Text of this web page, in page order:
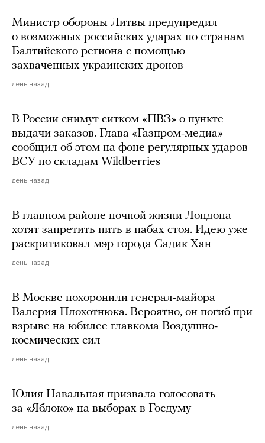
Министр обороны Литвы предупредил
о возможных российских ударах по странам
Балтийского региона с помощью
захваченных украинских дронов
день назад
В России снимут ситком «ПВЗ» о пункте
выдачи заказов. Глава «Газпром-медиа»
сообщил об этом на фоне регулярных ударов
ВСУ по складам Wildberries
день назад
В главном районе ночной жизни Лондона
хотят запретить пить в пабах стоя. Идею уже
раскритиковал мэр города Садик Хан
день назад
В Москве похоронили генерал-майора
Валерия Плохотнюка. Вероятно, он погиб при
взрыве на юбилее главкома Воздушно-
космических сил
день назад
Юлия Навальная призвала голосовать
за «Яблоко» на выборах в Госдуму
день назад